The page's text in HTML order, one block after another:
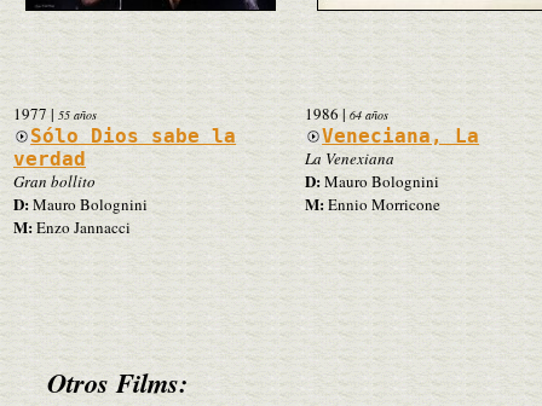
1977| 55 años
Sólo Dios sabe la
verdad
Gran bollito
D:Mauro Bolognini
M:Enzo Jannacci
1986|64 años
Veneciana, La
La Venexiana
D:Mauro Bolognini
M:Ennio Morricone
Otros Films: